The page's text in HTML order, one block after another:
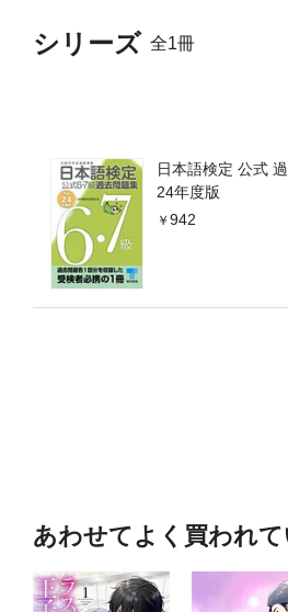
シリーズ 全1冊
日本語検定 公式
24年度版
942
あわせてよく買われ